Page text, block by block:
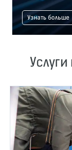
Узнать больше